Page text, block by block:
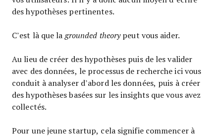
des hypothèses pertinentes.
C’est là que la grounded theorypeut vous aider.
Au lieu de créer des hypothèses puis de les valider
avec des données, le processus de recherche ici vous
conduit à analyser d’abord les données, puis à créer
des hypothèses basées sur les insights que vous avez
collectés.
Pour une jeune startup, cela signifie commencer à